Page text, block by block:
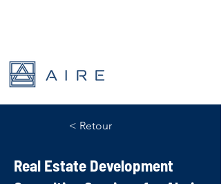
< Retour
Real Estate Development